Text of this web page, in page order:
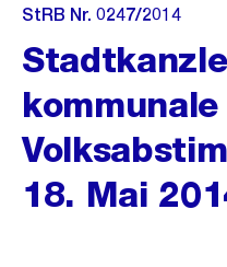
StRB Nr. 0247/2014
kommunale
18. Mai